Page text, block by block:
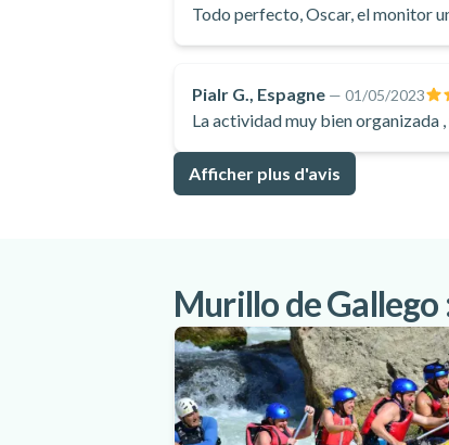
Todo perfecto, Oscar, el monitor
Pialr G., Espagne — 01/05/2023
La actividad muy bien organizada
Afficher plus d'avis
Murillo de